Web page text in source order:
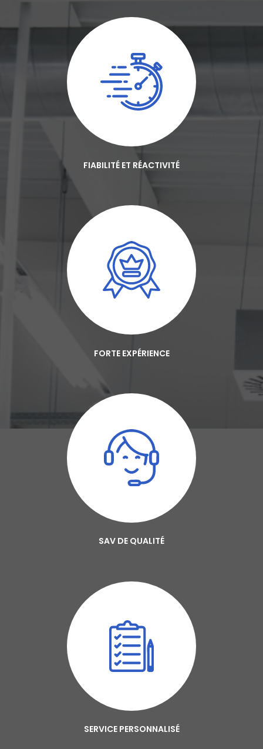
FIABILITÉ ET RÉACTIVITÉ
FORTE EXPÉRIENCE
SAV DE QUALITÉ
SERVICE PERSONNALISÉ